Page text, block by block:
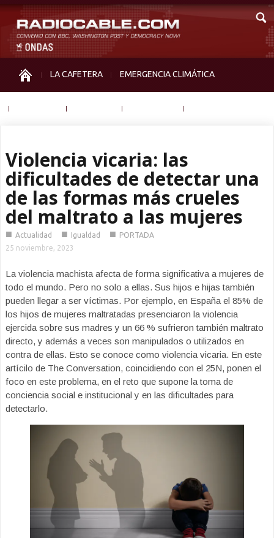
LA CAFETERA EMERGENCIA CLIMÁTICA
Violencia vicaria: las
dificultades de detectar una
de las formas más crueles
del maltrato a las mujeres
■ Actualidad ■ Igualdad ■ PORTADA
25 noviembre, 2023
La violencia machista afecta de forma significativa a mujeres de
todo el mundo. Pero no solo a ellas. Sus hijos e hijas también
pueden llegar a ser víctimas. Por ejemplo, en España el 85% de
los hijos de mujeres maltratadas presenciaron la violencia
ejercida sobre sus madres y un 66 % sufrieron también maltrato
directo, y además a veces son manipulados o utilizados en
contra de ellas. Esto se conoce como violencia vicaria. En este
artícilo de The Conversation, coincidiendo con el 25N, ponen el
foco en este problema, en el reto que supone la toma de
conciencia social e institucional y en las dificultades para
detectarlo.